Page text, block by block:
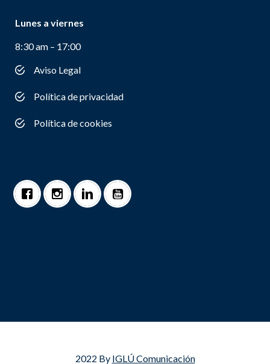
Lunes a viernes
8:30 am – 17:00
Aviso Legal
Política de privacidad
Política de cookies
2022 By IGLÚ Comunicación